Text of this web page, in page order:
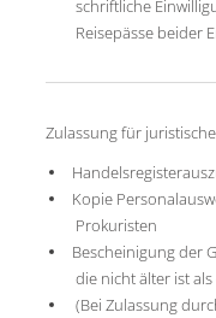
schriftliche
Reisepässe beider
Zulassung für
Kopie
Prokuristen
Bescheinigung der
die nicht älter ist als
(Bei Zulassung